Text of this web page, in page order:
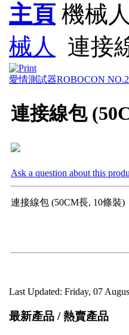
主頁 機械
械人
連接
愛情測試器ROBOCON
連接線包
Ask a question about this
連接線包 (50CM長, 10條裝)
Last Updated: Friday, 07
最新產品 / 熱賣產品